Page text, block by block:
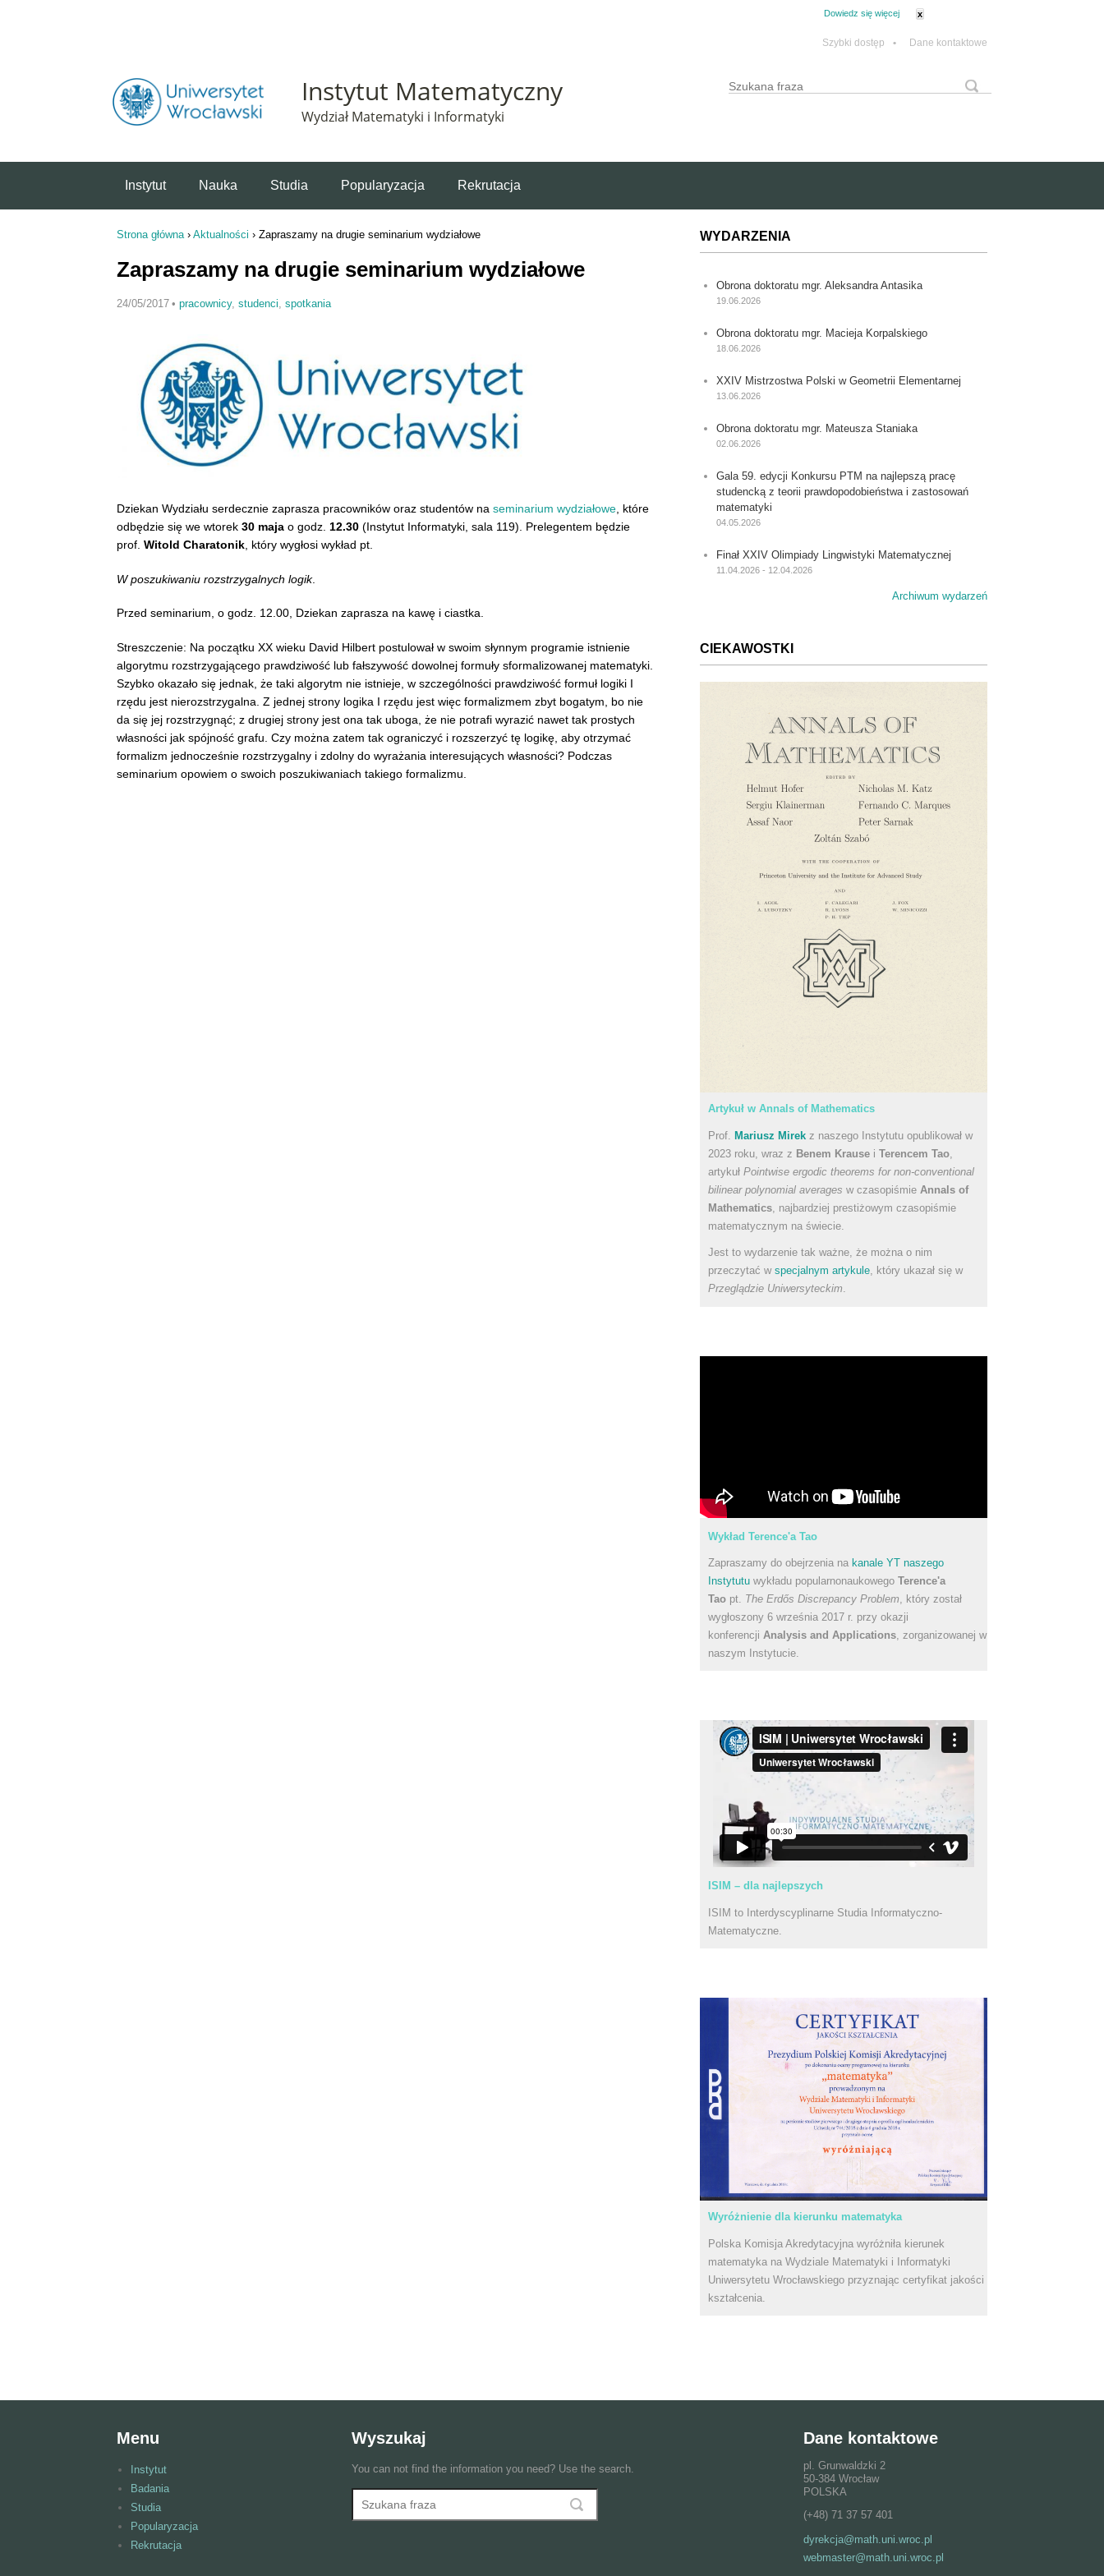
Dowiedz się więcej x
Szybki dostęp • Dane kontaktowe
Instytut Matematyczny
Wydział Matematyki i Informatyki
Formularz wyszukiwania
Wyszukaj
Instytut Nauka Studia Popularyzacja Rekrutacja
Strona główna› Aktualności › Zapraszamy na drugie seminarium wydziałowe
Zapraszamy na drugie seminarium wydziałowe
24/05/2017 • pracownicy, studenci, spotkania
Dziekan Wydziału serdecznie zaprasza pracowników oraz studentów na seminarium wydziałowe , które
odbędzie się we wtorek 30 maja o godz. 12.30 (Instytut Informatyki, sala 119). Prelegentem będzie
prof. Witold Charatonik , który wygłosi wykład pt.
W poszukiwaniu rozstrzygalnych logik.
Przed seminarium, o godz. 12.00, Dziekan zaprasza na kawę i ciastka.
Streszczenie: Na początku XX wieku David Hilbert postulował w swoim słynnym programie istnienie
algorytmu rozstrzygającego prawdziwość lub fałszywość dowolnej formuły sformalizowanej matematyki.
Szybko okazało się jednak, że taki algorytm nie istnieje, w szczególności prawdziwość formuł logiki I
rzędu jest nierozstrzygalna. Z jednej strony logika I rzędu jest więc formalizmem zbyt bogatym, bo nie
da się jej rozstrzygnąć; z drugiej strony jest ona tak uboga, że nie potrafi wyrazić nawet tak prostych
własności jak spójność grafu. Czy można zatem tak ograniczyć i rozszerzyć tę logikę, aby otrzymać
formalizm jednocześnie rozstrzygalny i zdolny do wyrażania interesujących własności? Podczas
seminarium opowiem o swoich poszukiwaniach takiego formalizmu.
WYDARZENIA
Obrona doktoratu mgr. Aleksandra Antasika
19.06.2026
Obrona doktoratu mgr. Macieja Korpalskiego
18.06.2026
XXIV Mistrzostwa Polski w Geometrii Elementarnej
13.06.2026
Obrona doktoratu mgr. Mateusza Staniaka
02.06.2026
Gala 59. edycji Konkursu PTM na najlepszą pracę
studencką z teorii prawdopodobieństwa i zastosowań
matematyki
04.05.2026
Finał XXIV Olimpiady Lingwistyki Matematycznej
11.04.2026 - 12.04.2026
Archiwum wydarzeń
CIEKAWOSTKI
Artykuł w Annals of Mathematics
Prof. Mariusz Mirek z naszego Instytutu opublikował w
2023 roku, wraz z Benem Krause i Terencem Tao
artykuł Pointwise ergodic theorems for non-conventional
bilinear polynomial averages w czasopiśmie Annals of
Mathematics , najbardziej prestiżowym czasopiśmie
matematycznym na świecie.
Jest to wydarzenie tak ważne, że można o nim
przeczytać w specjalnym artykule, który ukazał się w
Przeglądzie Uniwersyteckim.
Wykład Terence'a Tao
Zapraszamy do obejrzenia na kanale YT naszego
Instytutu wykładu popularnonaukowego Terence'a
Tao pt. The Erdős Discrepancy Problem , który został
wygłoszony 6 września 2017 r. przy okazji
konferencji Analysis and Applications , zorganizowanej w
naszym Instytucie.
ISIM – dla najlepszych
ISIM to Interdyscyplinarne Studia Informatyczno-
Matematyczne.
Wyróżnienie dla kierunku matematyka
Polska Komisja Akredytacyjna wyróżniła kierunek
matematyka na Wydziale Matematyki i Informatyki
Uniwersytetu Wrocławskiego przyznając certyfikat jakości
kształcenia.
Menu
Instytut
Badania
Studia
Popularyzacja
Rekrutacja
Wyszukaj
You can not find the information you need? Use the search.
Formularz wyszukiwania
Wyszukaj
Dane kontaktowe
pl. Grunwaldzki 2
50-384 Wrocław
POLSKA
(+48) 71 37 57 401
dyrekcja@math.uni.wroc.pl
webmaster@math.uni.wroc.pl